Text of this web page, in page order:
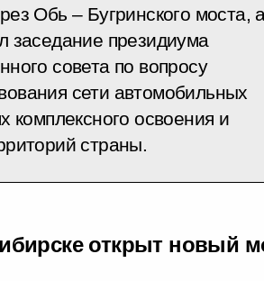
Обь – Бугринского моста,
заседание президиума
совета по вопросу
сети автомобильных
комплексного освоения и
страны.
открыт новый